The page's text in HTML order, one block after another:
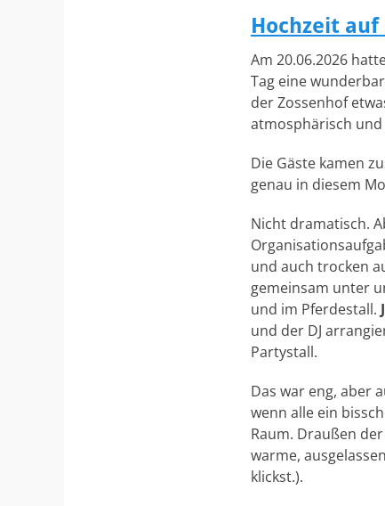
Hochzeit
Am 20.06.2026
Tag eine
der Zossenhof
atmosphärisch
Die Gäste kamen
genau in diesem
Nicht dramatisch.
und auch trocken
gemeinsam unter
und im Pferdestall.
und der DJ
Partystall.
Das war eng, aber
wenn alle ein
Raum. Draußen
warme,
klickst.).